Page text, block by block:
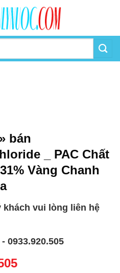
bán
_ PAC Chất
Vàng Chanh
khách vui lòng liên hệ
0933.920.505